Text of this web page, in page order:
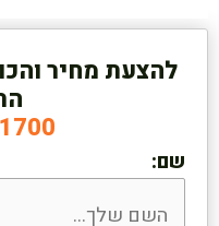
להצעת מחיר
שם: